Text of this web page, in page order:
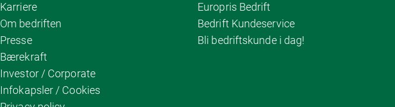
Karriere
Om bedriften
Presse
Bærekraft
Investor / Corporate
Infokapsler / Cookies
Europris Bedrift
Bedrift Kundeservice
Bli bedriftskunde i dag!